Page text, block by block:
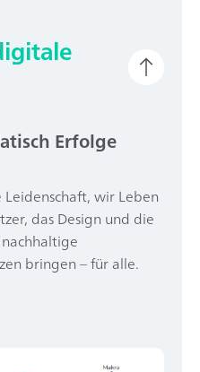
Erfolge
wir Leben
das Design und die
bringen – für alle.